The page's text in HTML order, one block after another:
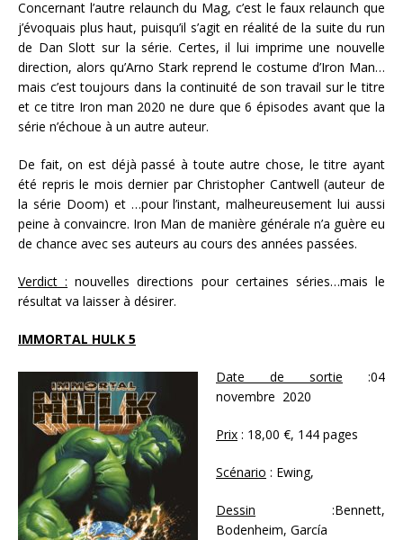
Concernant l’autre relaunch du Mag, c’est le faux relaunch que
j’évoquais plus haut, puisqu’il s’agit en réalité de la suite du run
de Dan Slott sur la série. Certes, il lui imprime une nouvelle
direction, alors qu’Arno Stark reprend le costume d’Iron Man…
mais c’est toujours dans la continuité de son travail sur le titre
et ce titre Iron man 2020 ne dure que 6 épisodes avant que la
série n’échoue à un autre auteur.
De fait, on est déjà passé à toute autre chose, le titre ayant
été repris le mois dernier par Christopher Cantwell (auteur de
la série Doom) et …pour l’instant, malheureusement lui aussi
peine à convaincre. Iron Man de manière générale n’a guère eu
de chance avec ses auteurs au cours des années passées.
Verdict : nouvelles directions pour certaines séries…mais le
résultat va laisser à désirer.
IMMORTAL HULK 5
Date de sortie :04
novembre 2020
Prix : 18,00 €, 144 pages
Scénario : Ewing,
Dessin :Bennett,
Bodenheim, García